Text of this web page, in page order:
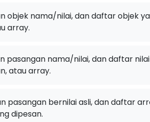
objek nama/nilai, dan daftar objek
array.
pasangan nama/nilai, dan daftar nilai
atau array.
pasangan bernilai asli, dan daftar
dipesan.